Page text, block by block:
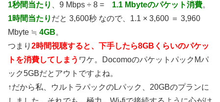
1秒間当たり
、9 Mbps ÷ 8 = 1.1 Mbyteのパケット消費。
1時間当たり だと 3,600秒 なので、1.1 × 3,600 ＝ 3,960
Mbyte ≒ 4GB。
つまり 2時間視聴すると、下手したら8GBくらいのパケッ
トを消費してしまう ワケ。DocomoのパケットパックMパ
ック5GBだとアウトですよね。
↑だから私、ウルトラパックのLパック、20GBのプランに